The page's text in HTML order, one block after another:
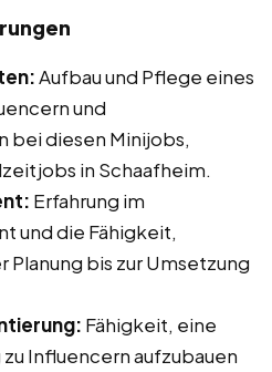
Aufbau und Pflege eines
und
bei diesen Minijobs,
in Schaafheim.
Erfahrung im
und die Fähigkeit,
Planung bis zur Umsetzung
Fähigkeit, eine
Influencern aufzubauen